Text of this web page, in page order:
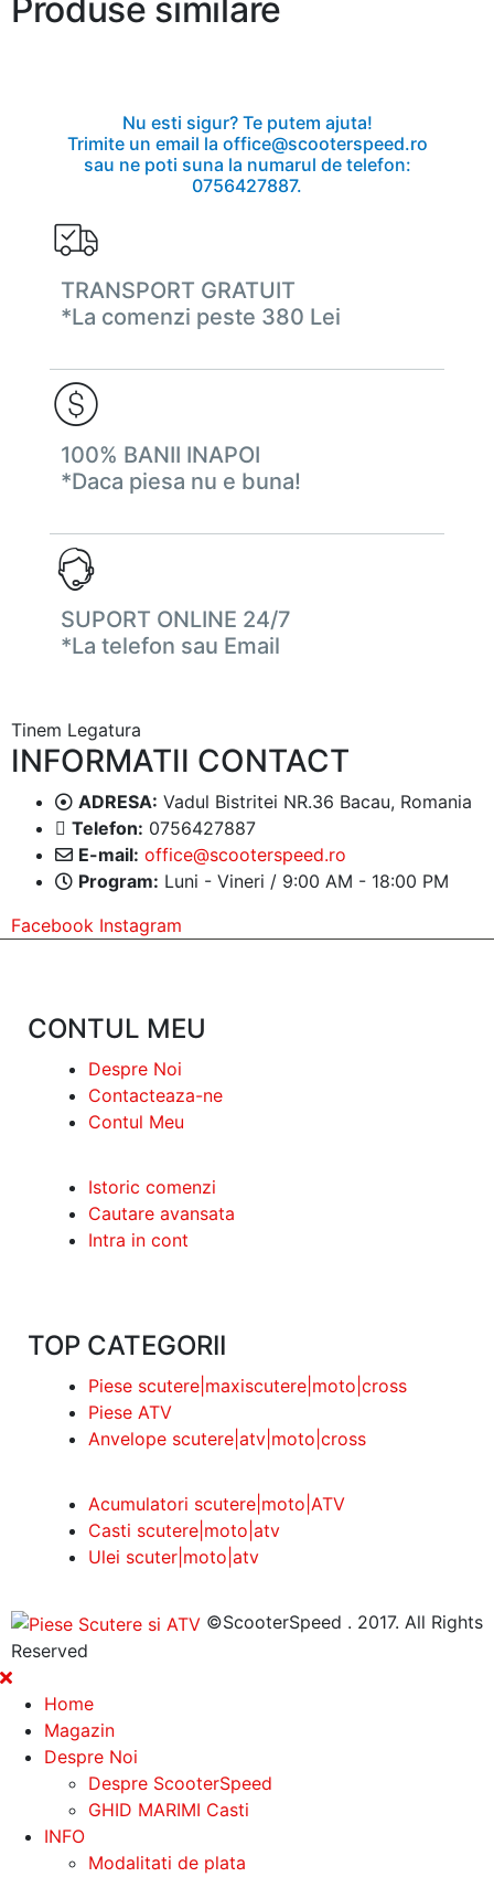
Produse similare
Nu esti sigur? Te putem ajuta!
Trimite un email la office@scooterspeed.ro
sau ne poti suna la numarul de telefon:
0756427887.
TRANSPORT GRATUIT
*La comenzi peste 380 Lei
100% BANII INAPOI
*Daca piesa nu e buna!
SUPORT ONLINE 24/7
*La telefon sau Email
Tinem Legatura
INFORMATII CONTACT
ADRESA: Vadul Bistritei NR.36 Bacau, Romania
Telefon: 0756427887
E-mail: office@scooterspeed.ro
Program: Luni - Vineri / 9:00 AM - 18:00 PM
Facebook Instagram
CONTUL MEU
Despre Noi
Contacteaza-ne
Contul Meu
Istoric comenzi
Cautare avansata
Intra in cont
TOP CATEGORII
Piese scutere|maxiscutere|moto|cross
Piese ATV
Anvelope scutere|atv|moto|cross
Acumulatori scutere|moto|ATV
Casti scutere|moto|atv
Ulei scuter|moto|atv
©ScooterSpeed . 2017. All Rights
Reserved
Home
Magazin
Despre Noi
Despre ScooterSpeed
GHID MARIMI Casti
INFO
Modalitati de plata